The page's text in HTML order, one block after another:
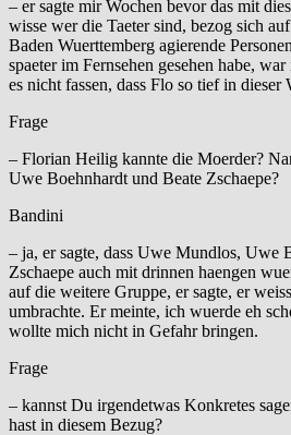
– er sagte mir Wochen bevor das mit
wisse wer die Taeter sind, bezog sich
Baden Wuerttemberg agierende
spaeter im Fernsehen gesehen habe,
es nicht fassen, dass Flo so tief in
Frage
– Florian Heilig kannte die Moerder?
Uwe Boehnhardt und Beate Zschaepe?
Bandini
– ja, er sagte, dass Uwe Mundlos, Uwe
Zschaepe auch mit drinnen haengen
auf die weitere Gruppe, er sagte, er
umbrachte. Er meinte, ich wuerde eh
wollte mich nicht in Gefahr bringen.
Frage
– kannst Du irgendetwas Konkretes
hast in diesem Bezug?